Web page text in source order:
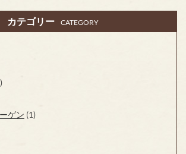
カテゴリー CATEGORY
ゲン (1)